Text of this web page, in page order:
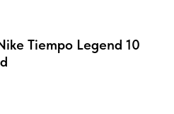
Tiempo Legend 10